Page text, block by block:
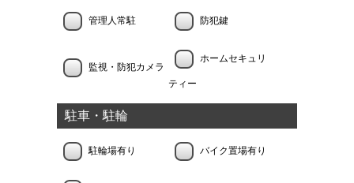
管理人常駐 防犯鍵
監視・防犯カメラ
ホームセキュリ
ティー
駐車・駐輪
駐輪場有り バイク置場有り